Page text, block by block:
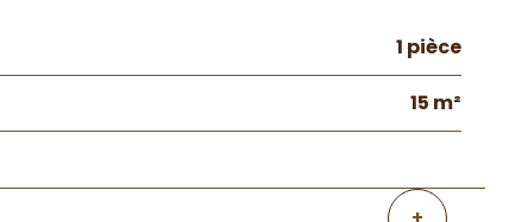
1 pièce
15 m²